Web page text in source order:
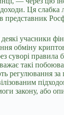
Ця слабка
представник
учасники
обміну
суворі правила
такі
регулювання за
закону, або